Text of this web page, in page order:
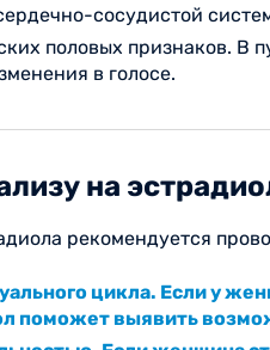
сосудистой
половых признаков. В
в голосе.
на
рекомендуется
цикла. Если у
поможет выявить